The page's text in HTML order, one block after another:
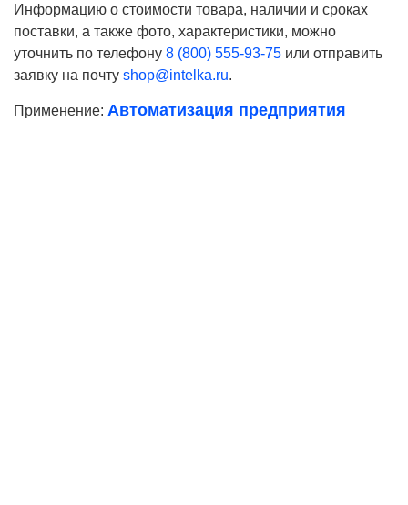
Информацию о стоимости товара, наличии и сроках
поставки, а также фото, характеристики, можно
уточнить по телефону 8 (800) 555-93-75 или отправить
заявку на почту shop@intelka.ru.
Применение: Автоматизация предприятия
Ваше имя